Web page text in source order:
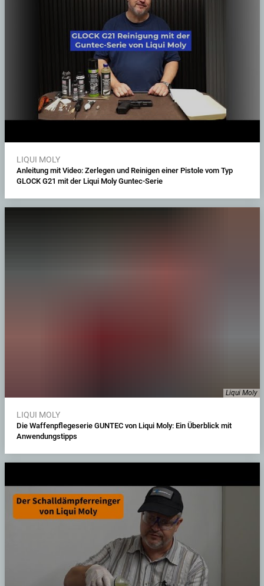
LIQUI MOLY
Anleitung mit Video: Zerlegen und Reinigen einer Pistole vom Typ
GLOCK G21 mit der Liqui Moly Guntec-Serie
Liqui Moly
LIQUI MOLY
Die Waffenpflegeserie GUNTEC von Liqui Moly: Ein Überblick mit
Anwendungstipps